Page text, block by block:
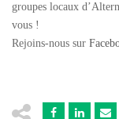
groupes locaux
vous !
Rejoins-nous sur